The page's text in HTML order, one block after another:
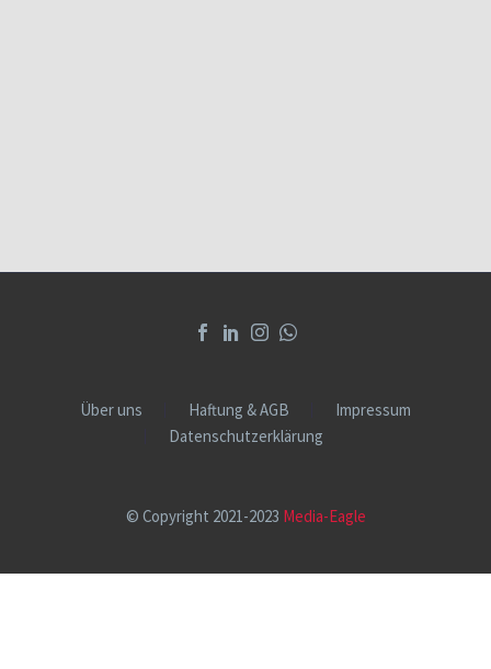
Über uns Haftung & AGB
Impressum
Datenschutzerklärung
© Copyright 2021-2023 Media-Eagle